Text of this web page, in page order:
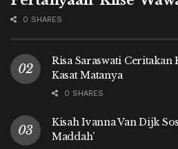
0 SHARES
Risa Saraswati Ceritakan
Kasat Matanya
0 SHARES
Kisah Ivanna Van Dijk
Maddah’